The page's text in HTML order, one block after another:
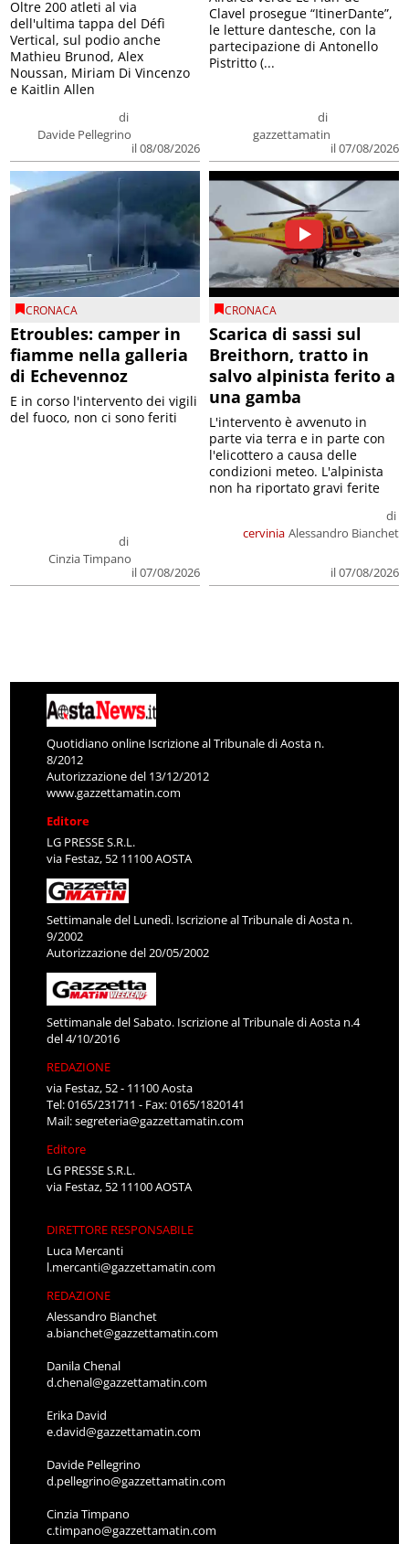
di
Davide Pellegrino
il 08/08/2026
Oltre 200 atleti al via
dell'ultima tappa del Défì
Vertical, sul podio anche
Mathieu Brunod, Alex
Noussan, Miriam Di Vincenzo
e Kaitlin Allen
di
gazzettamatin
il 07/08/2026
Clavel prosegue “ItinerDante”,
le letture dantesche, con la
partecipazione di Antonello
Pistritto (...
CRONACA
Etroubles: camper in
fiamme nella galleria
di Echevennoz
di
Cinzia Timpano
il 07/08/2026
E in corso l'intervento dei vigili
del fuoco, non ci sono feriti
CRONACA
Scarica di sassi sul
Breithorn, tratto in
salvo alpinista ferito a
una gamba
cervinia
di
Alessandro Bianchet
il 07/08/2026
L'intervento è avvenuto in
parte via terra e in parte con
l'elicottero a causa delle
condizioni meteo. L'alpinista
non ha riportato gravi ferite
Quotidiano online Iscrizione al Tribunale di Aosta n.
8/2012
Autorizzazione del 13/12/2012
www.gazzettamatin.com
Editore
LG PRESSE S.R.L.
via Festaz, 52 11100 AOSTA
Settimanale del Lunedì. Iscrizione al Tribunale di Aosta n.
9/2002
Autorizzazione del 20/05/2002
Settimanale del Sabato. Iscrizione al Tribunale di Aosta n.4
del 4/10/2016
REDAZIONE
via Festaz, 52 - 11100 Aosta
Tel: 0165/231711 - Fax: 0165/1820141
Mail:segreteria@gazzettamatin.com
Editore
LG PRESSE S.R.L.
via Festaz, 52 11100 AOSTA
DIRETTORE RESPONSABILE
Luca Mercanti
l.mercanti@gazzettamatin.com
REDAZIONE
Alessandro Bianchet
a.bianchet@gazzettamatin.com
Danila Chenal
d.chenal@gazzettamatin.com
Erika David
e.david@gazzettamatin.com
Davide Pellegrino
d.pellegrino@gazzettamatin.com
Cinzia Timpano
c.timpano@gazzettamatin.com